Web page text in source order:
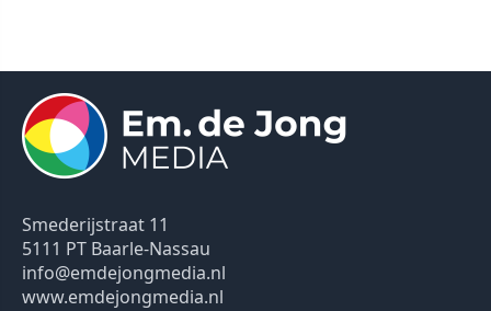
Smederijstraat 11
5111 PT Baarle-Nassau
info@emdejongmedia.nl
www.emdejongmedia.nl